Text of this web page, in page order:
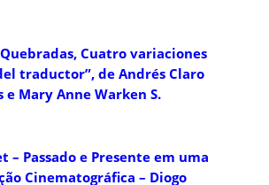
Cuatro variaciones
traductor”, de Andrés Claro
e Mary Anne Warken S.
Passado e Presente em uma
Cinematográfica – Diogo